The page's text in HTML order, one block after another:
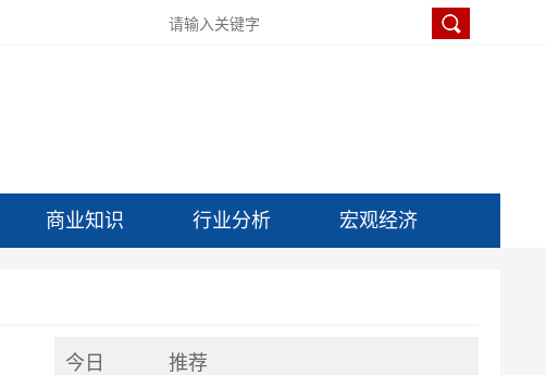
商业知识 行业分析 宏观经济
今日 推荐